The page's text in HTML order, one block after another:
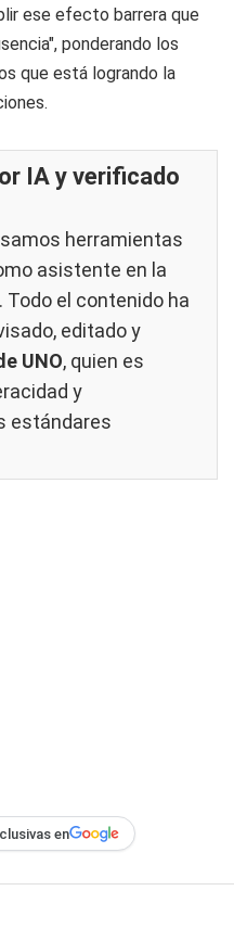
ese efecto barrera que
ponderando los
que está logrando la
IA y verificado
herramientas
asistente en la
el contenido ha
editado y
UNO, quien es
y
estándares
en